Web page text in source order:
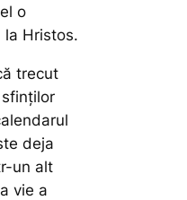
o
la Hristos.
trecut
deja
un alt
vie a